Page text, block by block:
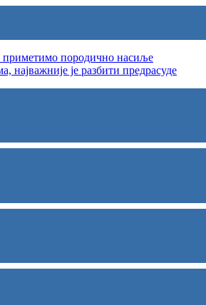
приметимо породично насиље
је разбити предрасуде